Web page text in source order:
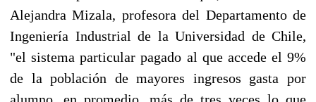
Alejandra Mizala, profesora del Departamento de
Ingeniería Industrial de la Universidad de Chile,
"el sistema particular pagado al que accede el 9%
de la población de mayores ingresos gasta por